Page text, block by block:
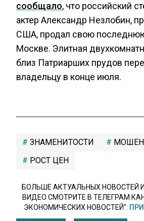
сообщало, что российский
актер Александр Незлобин,
США, продал свою
Москве. Элитная
близ Патриарших прудов
владельцу в конце июля.
ЗНАМЕНИТОСТИ
РОСТ ЦЕН
БОЛЬШЕ АКТУАЛЬНЫХ НОВОСТЕЙ
ВИДЕО СМОТРИТЕ В ТЕЛЕГРАМ
ЭКОНОМИЧЕСКИХ НОВОСТЕЙ".